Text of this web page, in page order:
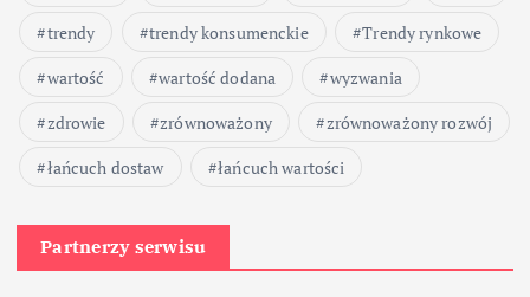
trendy
trendy konsumenckie
Trendy rynkowe
wartość
wartość dodana
wyzwania
zdrowie
zrównoważony
zrównoważony rozwój
łańcuch dostaw
łańcuch wartości
Partnerzy serwisu